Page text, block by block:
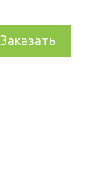
Заказать